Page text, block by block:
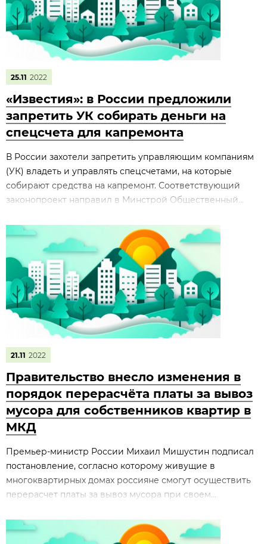
25.11 2022
«Известия»: в России предложили
запретить УК собирать деньги на
спецсчета для капремонта
В России захотели запретить управляющим компаниям
(УК) владеть и управлять спецсчетами, на которые
собирают средства на капремонт. Соответствующий
законопроект направил в Минстрой Общественный...
21.11 2022
Правительство внесло изменения в
порядок перерасчёта платы за вывоз
мусора для собственников квартир в
МКД
Премьер-министр России Михаил Мишустин подписал
постановление, согласно которому живущие в
многоквартирных домах россияне смогут осуществить
перерасчет платы за вывоз мусора при своем...